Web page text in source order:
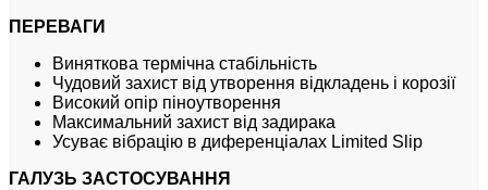
ПЕРЕВАГИ
Виняткова термічна стабільність
Чудовий захист від утворення відкладень і корозії
Високий опір піноутворення
Максимальний захист від задирака
Усуває вібрацію в диференціалах Limited Slip
ГАЛУЗЬ ЗАСТОСУВАННЯ